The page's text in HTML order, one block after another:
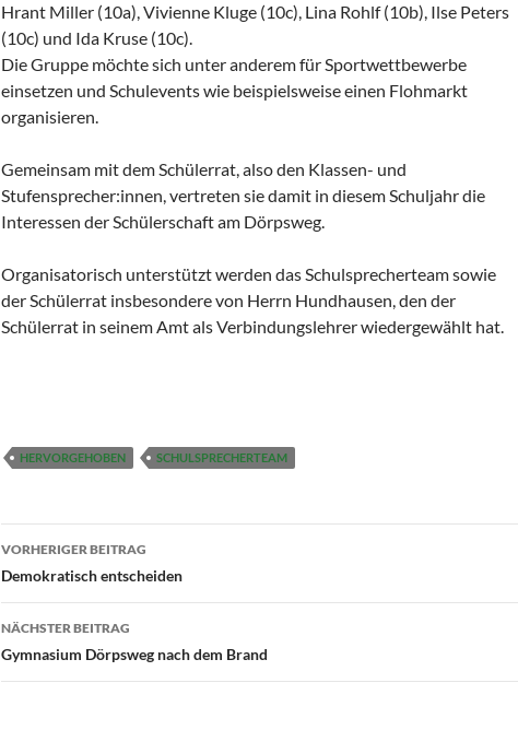
Hrant Miller (10a), Vivienne Kluge (10c), Lina Rohlf (10b), Ilse Peters
(10c) und Ida Kruse (10c).
Die Gruppe möchte sich unter anderem für Sportwettbewerbe
einsetzen und Schulevents wie beispielsweise einen Flohmarkt
organisieren.
Gemeinsam mit dem Schülerrat, also den Klassen- und
Stufensprecher:innen, vertreten sie damit in diesem Schuljahr die
Interessen der Schülerschaft am Dörpsweg.
Organisatorisch unterstützt werden das Schulsprecherteam sowie
der Schülerrat insbesondere von Herrn Hundhausen, den der
Schülerrat in seinem Amt als Verbindungslehrer wiedergewählt hat.
HERVORGEHOBEN SCHULSPRECHERTEAM
Beitragsnavigation
VORHERIGER BEITRAG
Demokratisch entscheiden
NÄCHSTER BEITRAG
Gymnasium Dörpsweg nach dem Brand